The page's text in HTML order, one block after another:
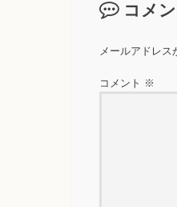
コメ
メールアドレス
コメント ※